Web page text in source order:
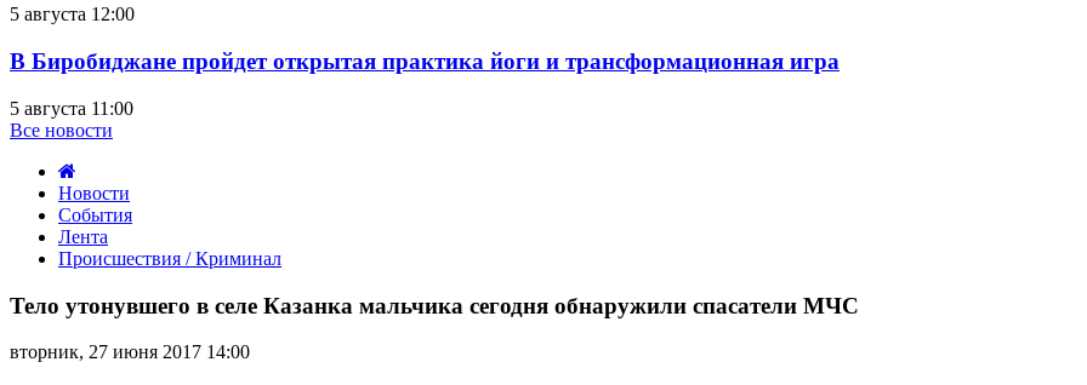
5 августа 12:00
В Биробиджане пройдет открытая практика йоги и трансформационная игра
5 августа 11:00
Все новости
Новости
События
Лента
Происшествия / Криминал
утонувшего
в
селе
Казанка
Тело утонувшего в селе Казанка мальчика сегодня обнаружили спасатели МЧС
вторник, 27 июня 2017 14:00